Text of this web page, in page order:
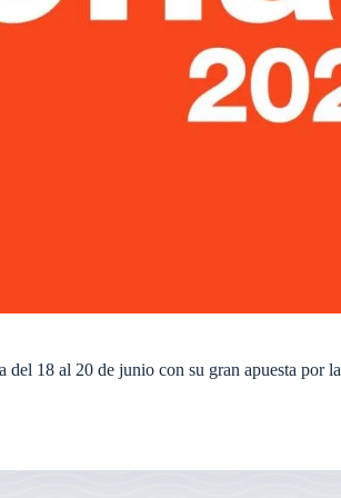
del 18 al 20 de junio con su gran apuesta por la